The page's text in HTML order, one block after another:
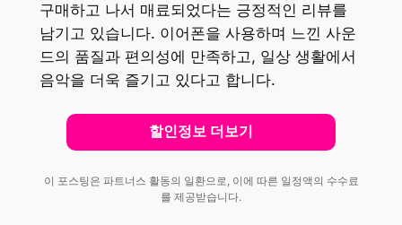
구매하고 나서 매료되었다는 긍정적인 리뷰를
남기고 있습니다. 이어폰을 사용하며 느낀 사운
드의 품질과 편의성에 만족하고, 일상 생활에서
음악을 더욱 즐기고 있다고 합니다.
할인정보 더보기
이 포스팅은 파트너스 활동의 일환으로, 이에 따른 일정액의 수수료
를 제공받습니다.